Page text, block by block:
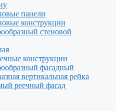
панели
конструкции
стеновой
конструкции
фасадный
вертикальная рейка
реечный фасад